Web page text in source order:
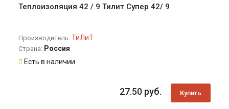
Теплоизоляция 42 / 9 Тилит Супер 42/ 9
Производитель: ТиЛиТ
Страна: Россия
Есть в наличии
27.50 руб. Купить